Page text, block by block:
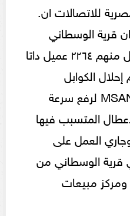
للاتصالات ان.
قرية الوسطاني
شغال بها عدد ۳۷۸۳ عميل منهم ٢٢٦٤ عميل داتا
إحلال الكوابل
النحاسية بوحدات فايبر MSAN لرفع سرعة
المتسبب فيها
العمل على
قرية الوسطاني من
مبيعات